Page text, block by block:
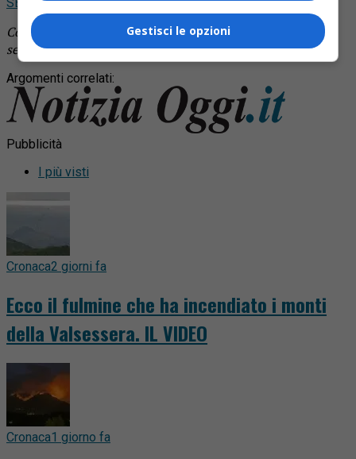
Continua a leggere le notizie di Notizia Oggi Borgosesia e
segui la nostrapagina Facebook
Argomenti correlati:
Pubblicità
I più visti
Cronaca2 giorni fa
Ecco il fulmine che ha incendiato i monti
della Valsessera. IL VIDEO
Cronaca1 giorno fa
Gestisci le opzioni